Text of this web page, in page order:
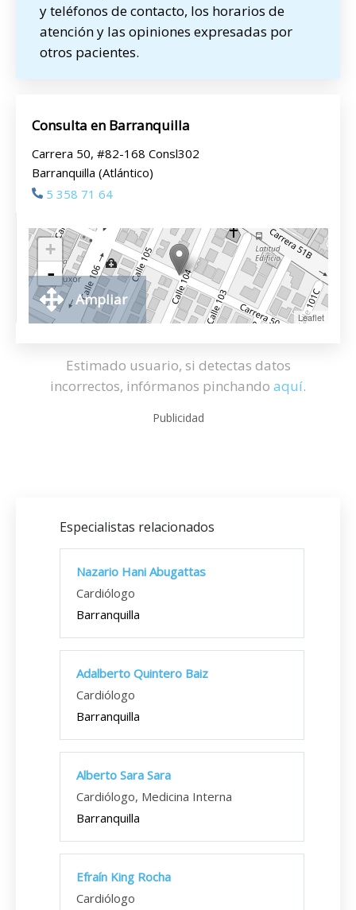
y teléfonos de contacto, los horarios de
atención y las opiniones expresadas por
otros pacientes.
Consulta en Barranquilla
Carrera 50, #82-168 Consl302
Barranquilla (Atlántico)
5 358 71 64
+
-
Leaflet
Ampliar
Estimado usuario, si detectas datos
incorrectos, infórmanos pinchando aquí.
Publicidad
Especialistas relacionados
Nazario Hani Abugattas
Cardiólogo
Barranquilla
Adalberto Quintero Baiz
Cardiólogo
Barranquilla
Alberto Sara Sara
Cardiólogo, Medicina Interna
Barranquilla
Efraín King Rocha
Cardiólogo